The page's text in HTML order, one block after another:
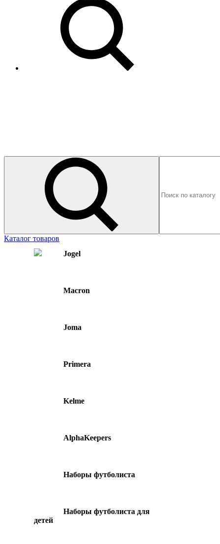
Каталог товаров
Jogel
Macron
Joma
Primera
Kelme
AlphaKeepers
Наборы футболиста
Наборы футболиста для
детей